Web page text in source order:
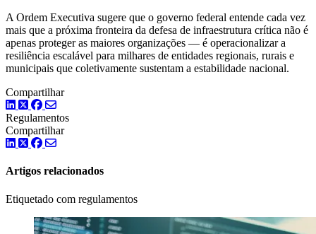
A Ordem Executiva sugere que o governo federal entende cada vez
mais que a próxima fronteira da defesa de infraestrutura crítica não é
apenas proteger as maiores organizações — é operacionalizar a
resiliência escalável para milhares de entidades regionais, rurais e
municipais que coletivamente sustentam a estabilidade nacional.
Compartilhar
LinkedIn
TwitterFacebook
Regulamentos
Compartilhar
LinkedIn
TwitterFacebook
Artigos relacionados
Etiquetado com regulamentos